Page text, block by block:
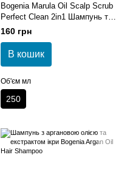
Bogenia Marula Oil Scalp Scrub
Perfect Clean 2in1 Шампунь та
скраб для шкіри голови з олією
марули
160 грн
В кошик
Об'єм мл
250